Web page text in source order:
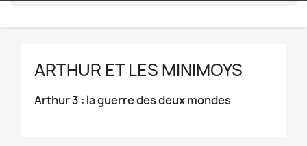
ARTHUR ET LES MINIMOYS
Arthur 3 : la guerre des deux mondes